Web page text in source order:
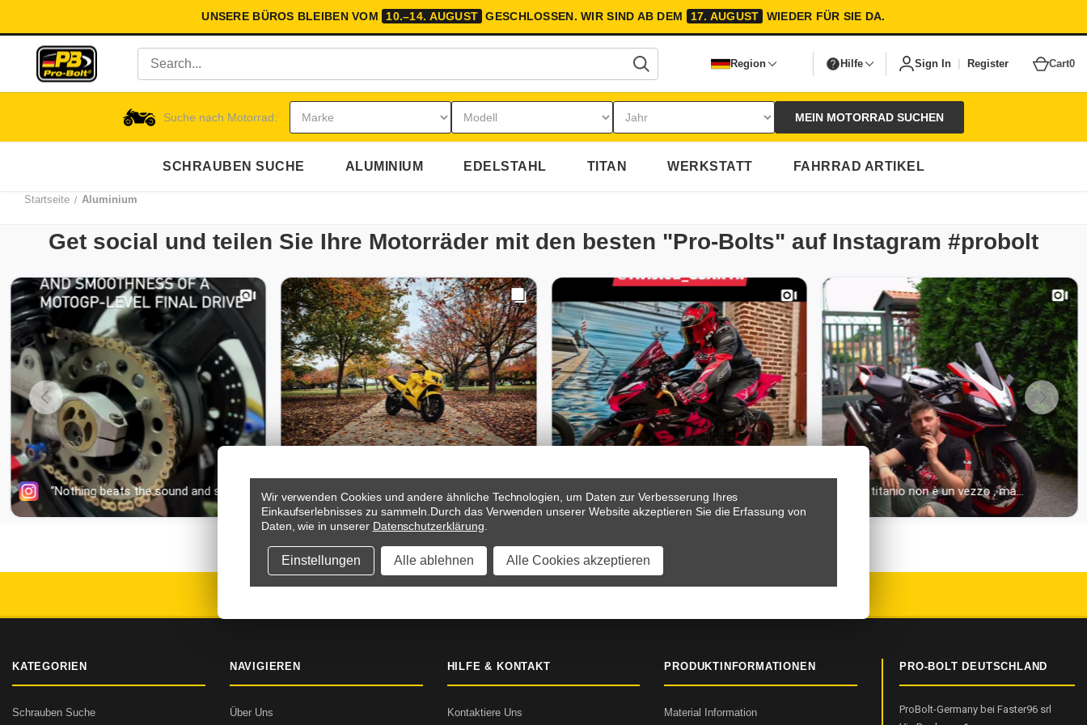
UNSERE BÜROS BLEIBEN VOM 10.–14. AUGUST GESCHLOSSEN. WIR SIND AB DEM 17. AUGUST WIEDER FÜR SIE DA.
Region Hilfe Sign In | Register Cart0
Suche nach Motorrad: MEIN MOTORRAD SUCHEN
SCHRAUBEN SUCHE ALUMINIUM EDELSTAHL TITAN WERKSTATT FAHRRAD ARTIKEL
Startseite Aluminium
Get social und teilen Sie Ihre Motorräder mit den besten "Pro-Bolts" auf Instagram #probolt
KATEGORIEN
Schrauben Suche
NAVIGIEREN
Über Uns
HILFE & KONTAKT
Kontaktiere Uns
PRODUKTINFORMATIONEN
Material Information
PRO-BOLT DEUTSCHLAND
ProBolt-Germany bei Faster96 srl
Wir verwenden Cookies und andere ähnliche Technologien, um Daten zur Verbesserung Ihres
Einkaufserlebnisses zu sammeln. Durch das Verwenden unserer Website akzeptieren Sie die Erfassung von
Daten, wie in unserer Datenschutzerklärung
Einstellungen Alle ablehnen Alle Cookies akzeptieren